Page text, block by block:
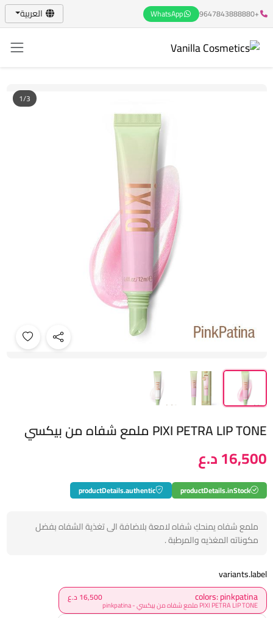
+9647843888880
WhatsApp العربية
1/3
PIXI PETRA LIP TONE ملمع شفاه من بيكسي
16,500 د.ع
productDetails.inStock
productDetails.authentic
ملمع شفاه يمنحكِ شفاه لامعة بلاضافة الى تغذية الشفاه بفضل
مكوناته المغذيه والمرطبة .
variants.label
colors: pinkpatina
PIXI PETRA LIP TONE ملمع شفاه من بيكسي - pinkpatina
16,500 د.ع